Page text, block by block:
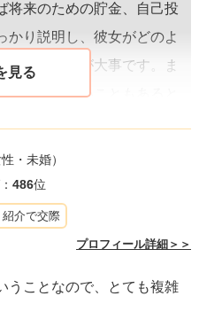
将来のための貯金、自己投
かり説明し、彼女がどのよ
とする姿勢が大事です。ま
応えられないこともあると
って不快な気持ちになる
えることが重要
ィブでいるわけにはいかな
言があなたを傷つけている
ための会話が不可欠です。
・未婚）
486位
介で交際
プロフィール詳細＞＞
うことなので、とても複雑